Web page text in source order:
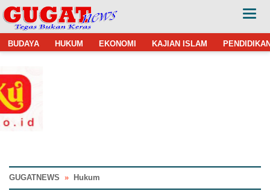
BUDAYA HUKUM EKONOMI KAJIAN ISLAM
GUGATNEWS » Hukum